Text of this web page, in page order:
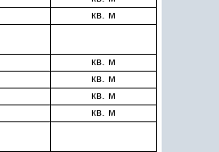
кв. м
кв. м
кв. м
кв. м
кв. м